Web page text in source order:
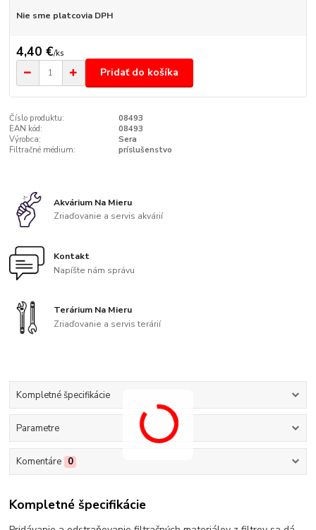
Nie sme platcovia DPH
4,40 €/ks
Pridať do košíka
Číslo produktu:
08493
EAN kód:
08493
Výrobca:
Sera
Filtračné médium:
príslušenstvo
Akvárium Na Mieru
Zriaďovanie a servis akvárií
Kontakt
Napíšte nám správu
Terárium Na Mieru
Zriaďovanie a servis terárií
Kompletné špecifikácie
Parametre
Komentáre 0
Kompletné špecifikácie